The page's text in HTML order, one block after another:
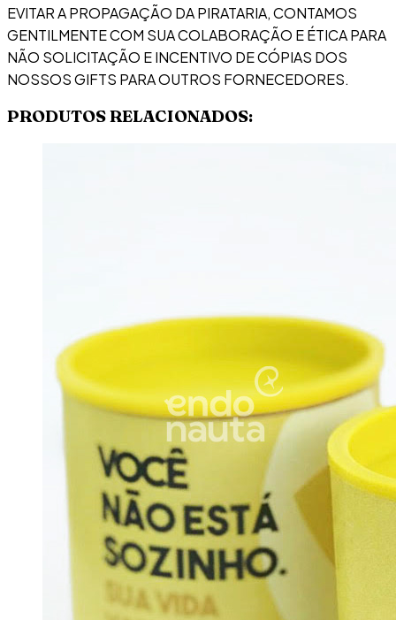
EVITAR A PROPAGAÇÃO DA PIRATARIA, CONTAMOS
GENTILMENTE COM SUA COLABORAÇÃO E ÉTICA PARA
NÃO SOLICITAÇÃO E INCENTIVO DE CÓPIAS DOS
NOSSOS GIFTS PARA OUTROS FORNECEDORES.
PRODUTOS RELACIONADOS: